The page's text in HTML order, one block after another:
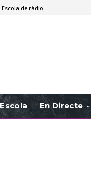
Escola de ràdio
Escola En Directe